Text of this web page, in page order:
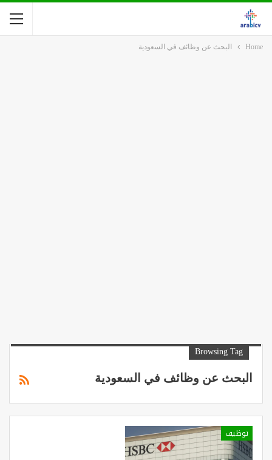
Home البحث عن وظائف في السعودية
Browsing Tag
البحث عن وظائف في السعودية
توظيف